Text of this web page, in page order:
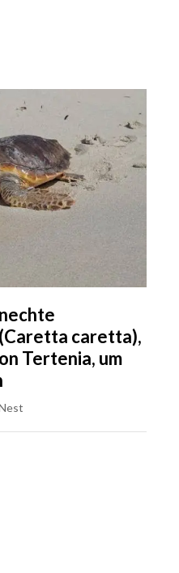
caretta),
Tertenia, um